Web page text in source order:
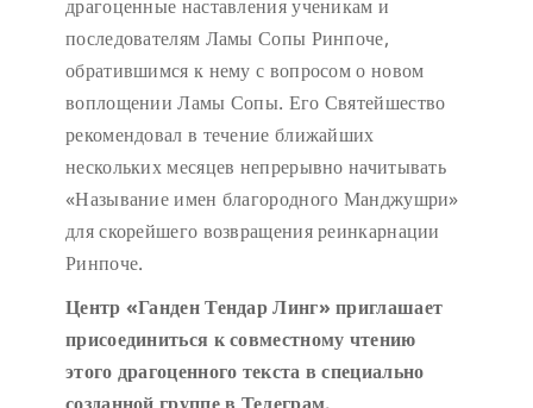
драгоценные наставления ученикам и
последователям Ламы Сопы Ринпоче,
обратившимся к нему с вопросом о новом
воплощении Ламы Сопы. Его Святейшество
рекомендовал в течение ближайших
нескольких месяцев непрерывно начитывать
«Называние имен благородного Манджушри»
для скорейшего возвращения реинкарнации
Ринпоче.
Центр «Ганден Тендар Линг» приглашает
присоединиться к совместному чтению
этого драгоценного текста в специально